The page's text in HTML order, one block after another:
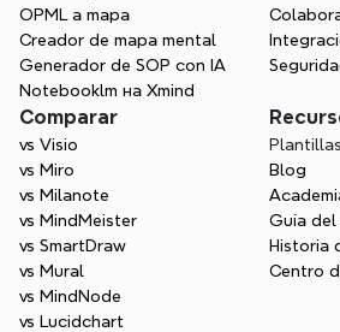
planifica y exporta, todo sin salir
OPML a mapa
Creador de mapa mental
Generador de SOP con IA
Notebooklm на Xmind
Comparar
vs Visio
vs Miro
vs Milanote
vs MindMeister
vs SmartDraw
vs Mural
vs MindNode
vs Lucidchart
Plantillas
Blog
Guía del
Historia
Centro